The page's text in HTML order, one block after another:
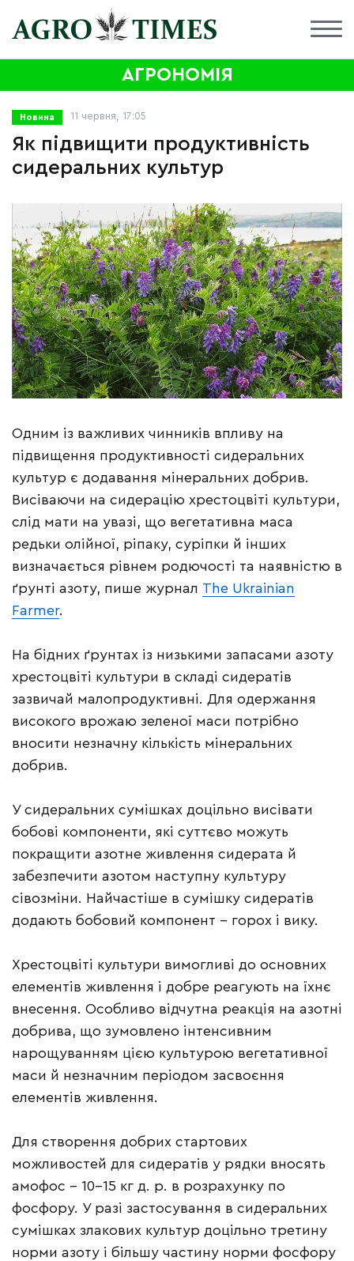
АГРОНОМІЯ
Новина 11 червня, 17:05
Як підвищити продуктивність
сидеральних культур
Одним із важливих чинників впливу на
підвищення продуктивності сидеральних
культур є додавання мінеральних добрив.
Висіваючи на сидерацію хрестоцвіті культури,
слід мати на увазі, що вегетативна маса
редьки олійної, ріпаку, суріпки й інших
визначається рівнем родючості та наявністю в
ґрунті азоту, пише журнал The Ukrainian
Farmer.
На бідних ґрунтах із низькими запасами азоту
хрестоцвіті культури в складі сидератів
зазвичай малопродуктивні. Для одержання
високого врожаю зеленої маси потрібно
вносити незначну кількість мінеральних
добрив.
У сидеральних сумішках доцільно висівати
бобові компоненти, які суттєво можуть
покращити азотне живлення сидерата й
забезпечити азотом наступну культуру
сівозміни. Найчастіше в сумішку сидератів
додають бобовий компонент – горох і вику.
Хрестоцвіті культури вимогливі до основних
елементів живлення і добре реагують на їхнє
внесення. Особливо відчутна реакція на азотні
добрива, що зумовлено інтенсивним
нарощуванням цією культурою вегетативної
маси й незначним періодом засвоєння
елементів живлення.
Для створення добрих стартових
можливостей для сидератів у рядки вносять
амофос – 10-15 кг д. р. в розрахунку по
фосфору. У разі застосування в сидеральних
сумішках злакових культур доцільно третину
норми азоту і більшу частину норми фосфору